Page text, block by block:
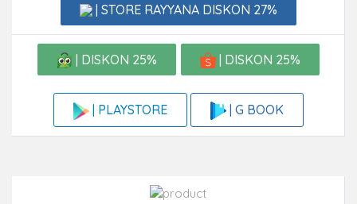
| STORE RAYYANA DISKON 27%
| DISKON 25% | DISKON 25%
| PLAYSTORE | G BOOK